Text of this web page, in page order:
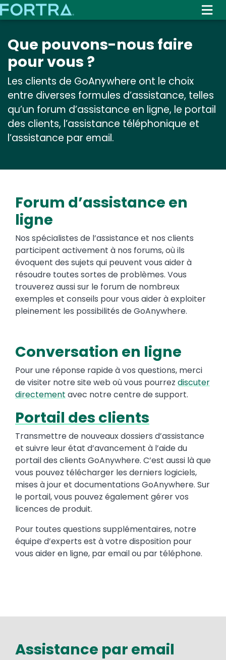
to
content
Que pouvons-nous faire
pour vous ?
Les clients de GoAnywhere ont le choix
entre diverses formules d’assistance, telles
qu’un forum d’assistance en ligne, le portail
des clients, l’assistance téléphonique et
l’assistance par email.
Forum d’assistance en
ligne
Nos spécialistes de l’assistance et nos clients
participent activement à nos forums, où ils
évoquent des sujets qui peuvent vous aider à
résoudre toutes sortes de problèmes. Vous
trouverez aussi sur le forum de nombreux
exemples et conseils pour vous aider à exploiter
pleinement les possibilités de GoAnywhere.
Conversation en ligne
Pour une réponse rapide à vos questions, merci
de visiter notre site web où vous pourrez discuter
directement avec notre centre de support.
Portail des clients
Transmettre de nouveaux dossiers d’assistance
et suivre leur état d’avancement à l’aide du
portail des clients GoAnywhere. C’est aussi là que
vous pouvez télécharger les derniers logiciels,
mises à jour et documentations GoAnywhere. Sur
le portail, vous pouvez également gérer vos
licences de produit.
Pour toutes questions supplémentaires, notre
équipe d’experts est à votre disposition pour
vous aider en ligne, par email ou par téléphone.
Assistance par email